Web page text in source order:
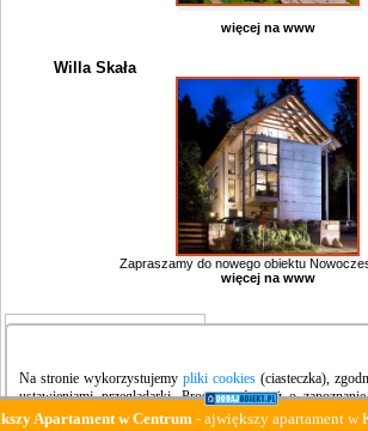
więcej na www
Willa Skała
Zapraszamy do nowego obiektu
więcej na www
Na stronie wykorzystujemypliki cookies (ciasteczka),
ustawieniami przeglądarki. Prosimy również o
polityką prywatnościstrony.
w Centrum- ajwiększy apartament w